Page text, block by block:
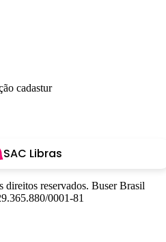
SAC Libras
reservados. Buser Brasil
0001-81